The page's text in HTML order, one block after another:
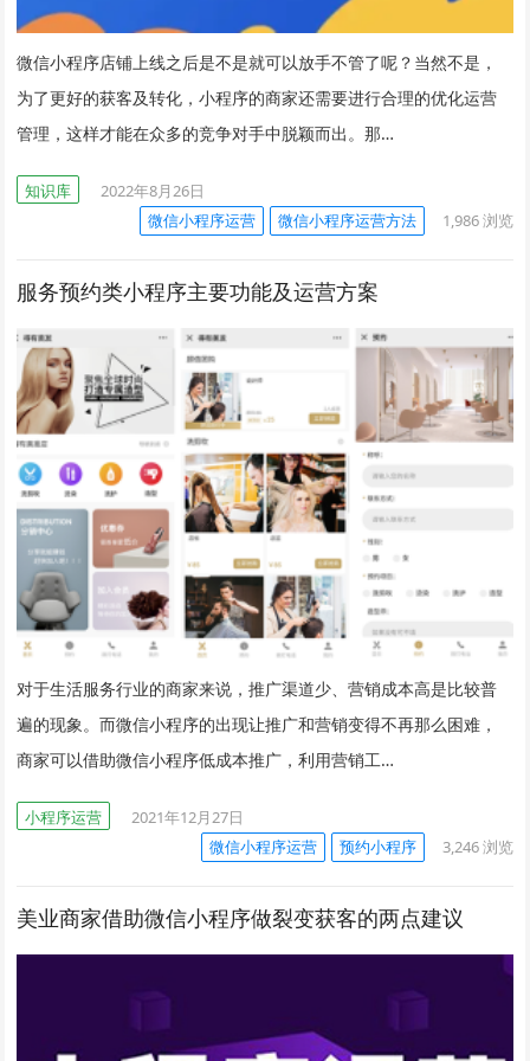
微信小程序店铺上线之后是不是就可以放手不管了呢？当然不是，
为了更好的获客及转化，小程序的商家还需要进行合理的优化运营
管理，这样才能在众多的竞争对手中脱颖而出。那…
知识库
2022年8月26日
微信小程序运营
微信小程序运营方法 1,986浏览
服务预约类小程序主要功能及运营方案
对于生活服务行业的商家来说，推广渠道少、营销成本高是比较普
遍的现象。而微信小程序的出现让推广和营销变得不再那么困难，
商家可以借助微信小程序低成本推广，利用营销工…
小程序运营
2021年12月27日
微信小程序运营
预约小程序 3,246浏览
美业商家借助微信小程序做裂变获客的两点建议